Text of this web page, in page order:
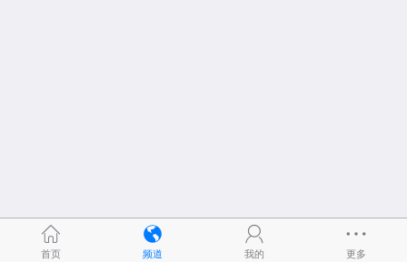
首页 频道 我的 更多